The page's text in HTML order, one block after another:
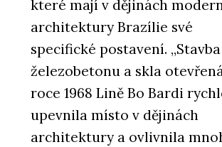
které mají v dějinách
architektury Brazílie své
specifické postavení.
železobetonu a skla
roce 1968 Lině Bo Bardi
upevnila místo v dějinách
architektury a ovlivnila